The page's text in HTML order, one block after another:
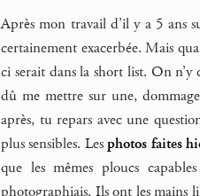
Après mon travail d’il y a 5 ans
certainement exacerbée. Mais
ci serait dans la short list. On n’y
dû me mettre sur une,
après, tu repars avec une
plus sensibles. Lesphotos faites
que les mêmes ploucs
photographiais. Ils ont les mains